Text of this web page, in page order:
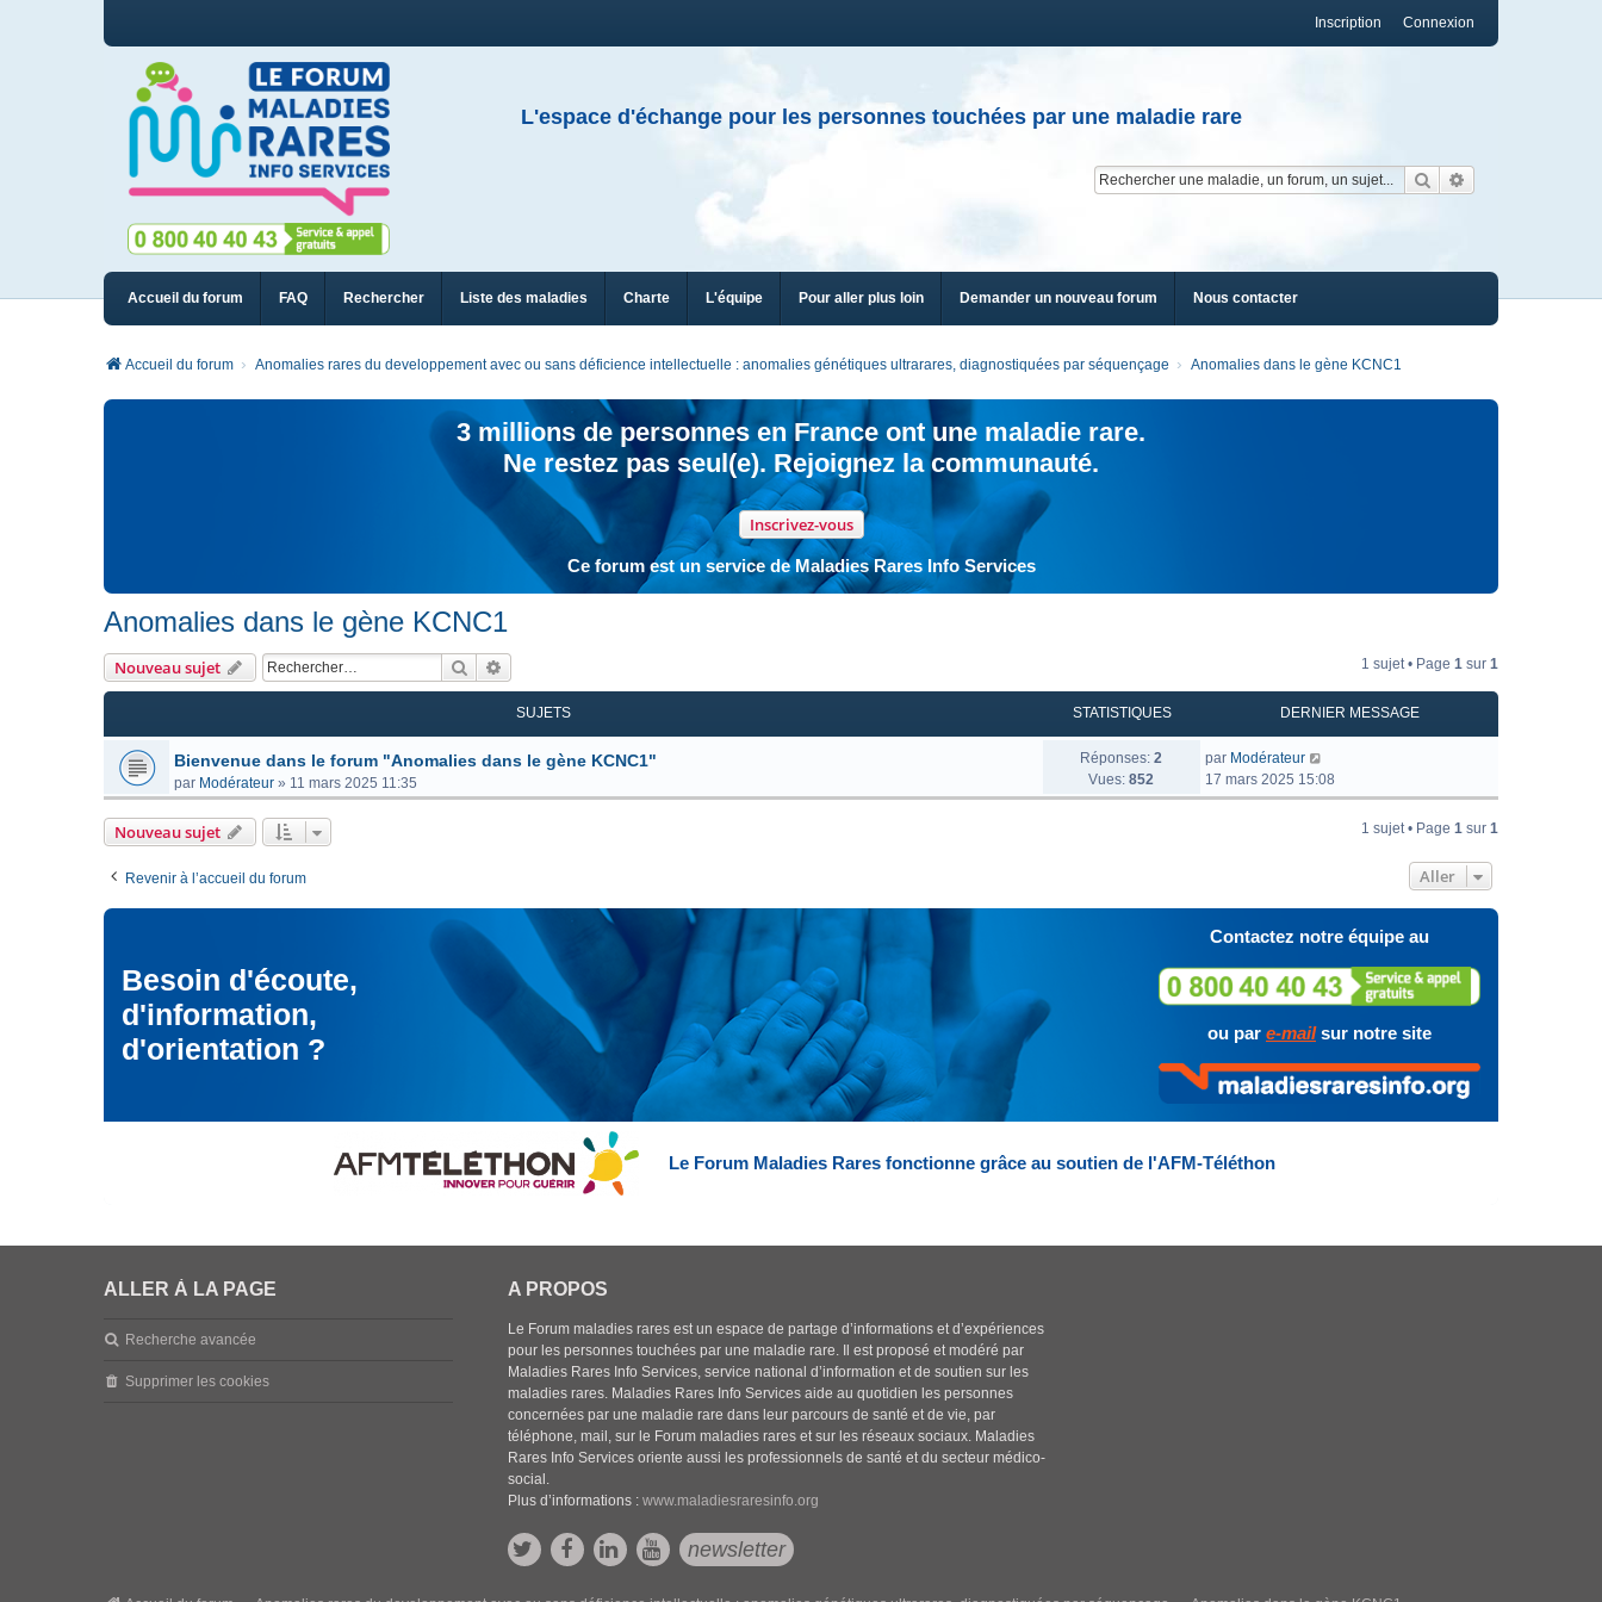
Connexion
Inscription
L'espace d'échange pour les personnes touchées par une maladie rare
Rechercher
Accueil du forum FAQ Rechercher Liste des maladies Charte L'équipe Pour aller plus loin Demander un nouveau forum Nous contacter
Accueil du forum Anomalies rares du developpement avec ou sans déficience intellectuelle : anomalies génétiques ultrarares, diagnostiquées par séquençage Anomalies dans le gène KCNC1
3 millions de personnes en France ont une maladie rare.
Ne restez pas seul(e). Rejoignez la communauté.
Inscrivez-vous
Ce forum est un service de Maladies Rares Info Services
Anomalies dans le gène KCNC1
Nouveau sujet Rechercher 1 sujet • Page 1 sur 1
SUJETS STATISTIQUES DERNIER MESSAGE
Bienvenue dans le forum "Anomalies dans le gène KCNC1"
par Modérateur » 11 mars 2025 11:35
Réponses: 2
Vues: 852
par Modérateur
17 mars 2025 15:08
Nouveau sujet 1 sujet • Page 1 sur 1
Revenir à l’accueil du forum Aller
Besoin d'écoute,
d'information,
d'orientation ?
Contactez notre équipe au
ou par e-mailsur notre site
Le Forum Maladies Rares fonctionne grâce au soutien de l'AFM-Téléthon
ALLER À LA PAGE
Recherche avancée
Supprimer les cookies
A PROPOS
Le Forum maladies rares est un espace de partage d’informations et d’expériences
pour les personnes touchées par une maladie rare. Il est proposé et modéré par
Maladies Rares Info Services, service national d’information et de soutien sur les
maladies rares. Maladies Rares Info Services aide au quotidien les personnes
concernées par une maladie rare dans leur parcours de santé et de vie, par
téléphone, mail, sur le Forum maladies rares et sur les réseaux sociaux. Maladies
Rares Info Services oriente aussi les professionnels de santé et du secteur médico-
social.
Plus d’informations :www.maladiesraresinfo.org
newsletter